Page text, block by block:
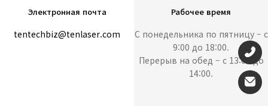
Электронная почта
tentechbiz@tenlaser.com
Рабочее время
С понедельника по пятницу – с
9:00 до 18:00.
Перерыв на обед – с 13:00 до
14:00.